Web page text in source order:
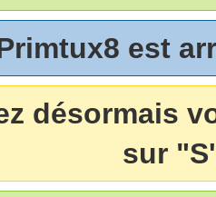
est
désormais
sur